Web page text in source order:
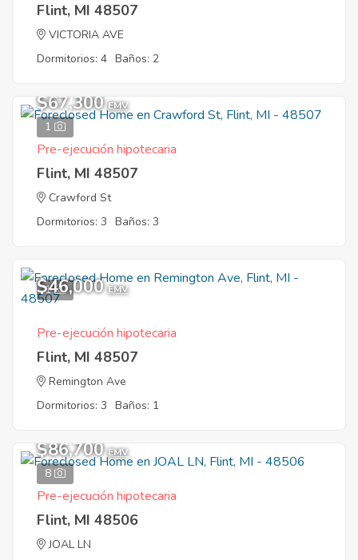
Flint, MI 48507
VICTORIA AVE
Dormitorios: 4 Baños: 2
1
$67,300 EMV
Pre-ejecución hipotecaria
Flint, MI 48507
Crawford St
Dormitorios: 3 Baños: 3
1
$46,000 EMV
Pre-ejecución hipotecaria
Flint, MI 48507
Remington Ave
Dormitorios: 3 Baños: 1
8
$86,700 EMV
Pre-ejecución hipotecaria
Flint, MI 48506
JOAL LN